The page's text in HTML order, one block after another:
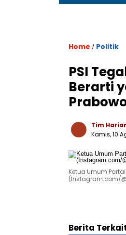
Home / Politik
PSI
Berarti
Tim
Kamis, 10
Ketua Umum
(Instagram.com/
Berita